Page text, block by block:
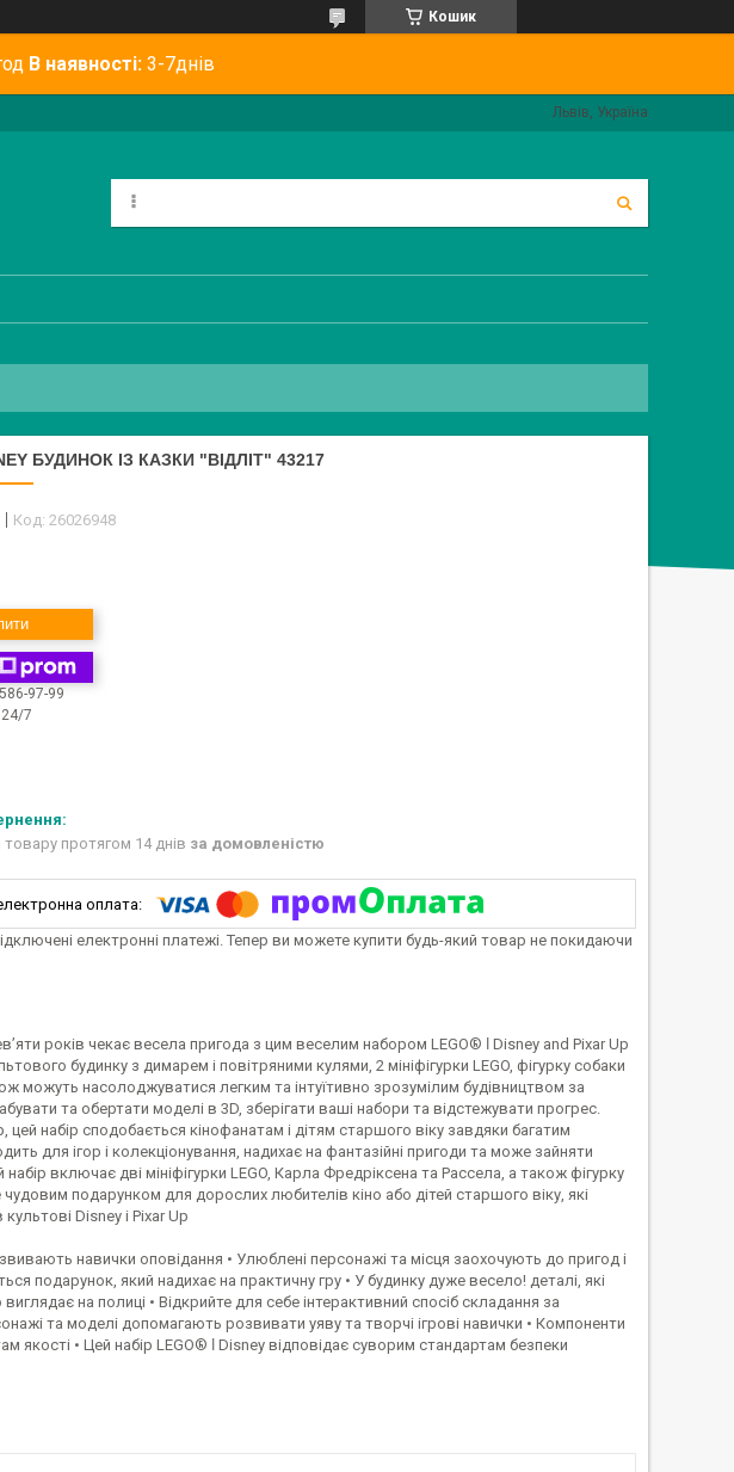
Кошик
В наявності: 3-7днів
Львів, Україна
БУДИНОК ІЗ КАЗКИ "ВІДЛІТ" 43217
Код: 26026948
97-99
7
протягом 14 днів за домовленістю
електронні платежі. Тепер ви можете купити будь-який товар не покидаючи
років чекає весела пригода з цим веселим набором LEGO® ǀ Disney and Pixar Up
будинку з димарем і повітряними кулями, 2 мініфігурки LEGO, фігурку собаки
можуть насолоджуватися легким та інтуїтивно зрозумілим будівництвом за
та обертати моделі в 3D, зберігати ваші набори та відстежувати прогрес.
цей набір сподобається кінофанатам і дітям старшого віку завдяки багатим
для ігор і колекціонування, надихає на фантазійні пригоди та може зайняти
включає дві мініфігурки LEGO, Карла Фредріксена та Рассела, а також фігурку
подарунком для дорослих любителів кіно або дітей старшого віку, які
Disney і Pixar Up
навички оповідання • Улюблені персонажі та місця заохочують до пригод і
подарунок, який надихає на практичну гру • У будинку дуже весело! деталі, які
на полиці • Відкрийте для себе інтерактивний спосіб складання за
та моделі допомагають розвивати уяву та творчі ігрові навички • Компоненти
якості • Цей набір LEGO® ǀ Disney відповідає суворим стандартам безпеки